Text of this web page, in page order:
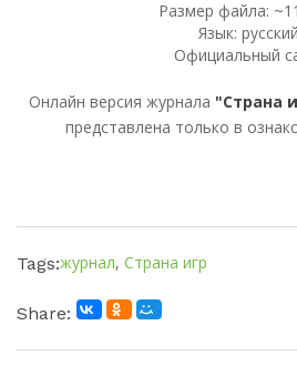
Размер файла:
Язык: русский
Официальный
Онлайн версия журнала "Страна
представлена только в
Tags:журнал, Страна игр
Share: